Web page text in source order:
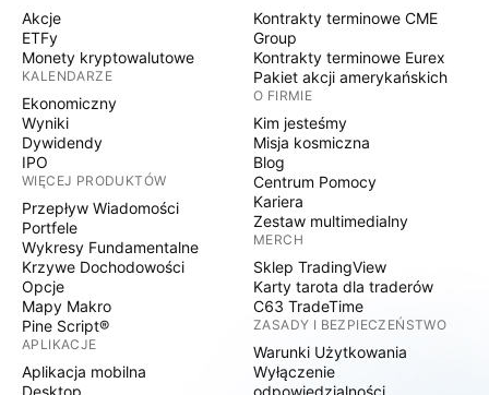
Akcje
ETFy
Monety kryptowalutowe
KALENDARZE
Ekonomiczny
Wyniki
Dywidendy
IPO
WIĘCEJ PRODUKTÓW
Przepływ Wiadomości
Portfele
Wykresy Fundamentalne
Krzywe Dochodowości
Opcje
Mapy Makro
Pine Script®
APLIKACJE
Aplikacja mobilna
Desktop
Kontrakty terminowe CME
Group
Kontrakty terminowe Eurex
Pakiet akcji amerykańskich
O FIRMIE
Kim jesteśmy
Misja kosmiczna
Blog
Centrum Pomocy
Kariera
Zestaw multimedialny
MERCH
Sklep TradingView
Karty tarota dla traderów
C63 TradeTime
ZASADY I BEZPIECZEŃSTWO
Warunki Użytkowania
Wyłączenie
odpowiedzialności